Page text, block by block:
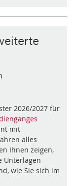
2026/2027 für
mit
alles
Ihnen zeigen,
Unterlagen
wie Sie sich im